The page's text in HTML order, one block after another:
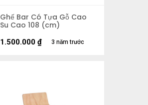
Ghế Bar Có Tựa Gỗ Cao
Su Cao 108 (cm)
3 năm trước
1.500.000 ₫